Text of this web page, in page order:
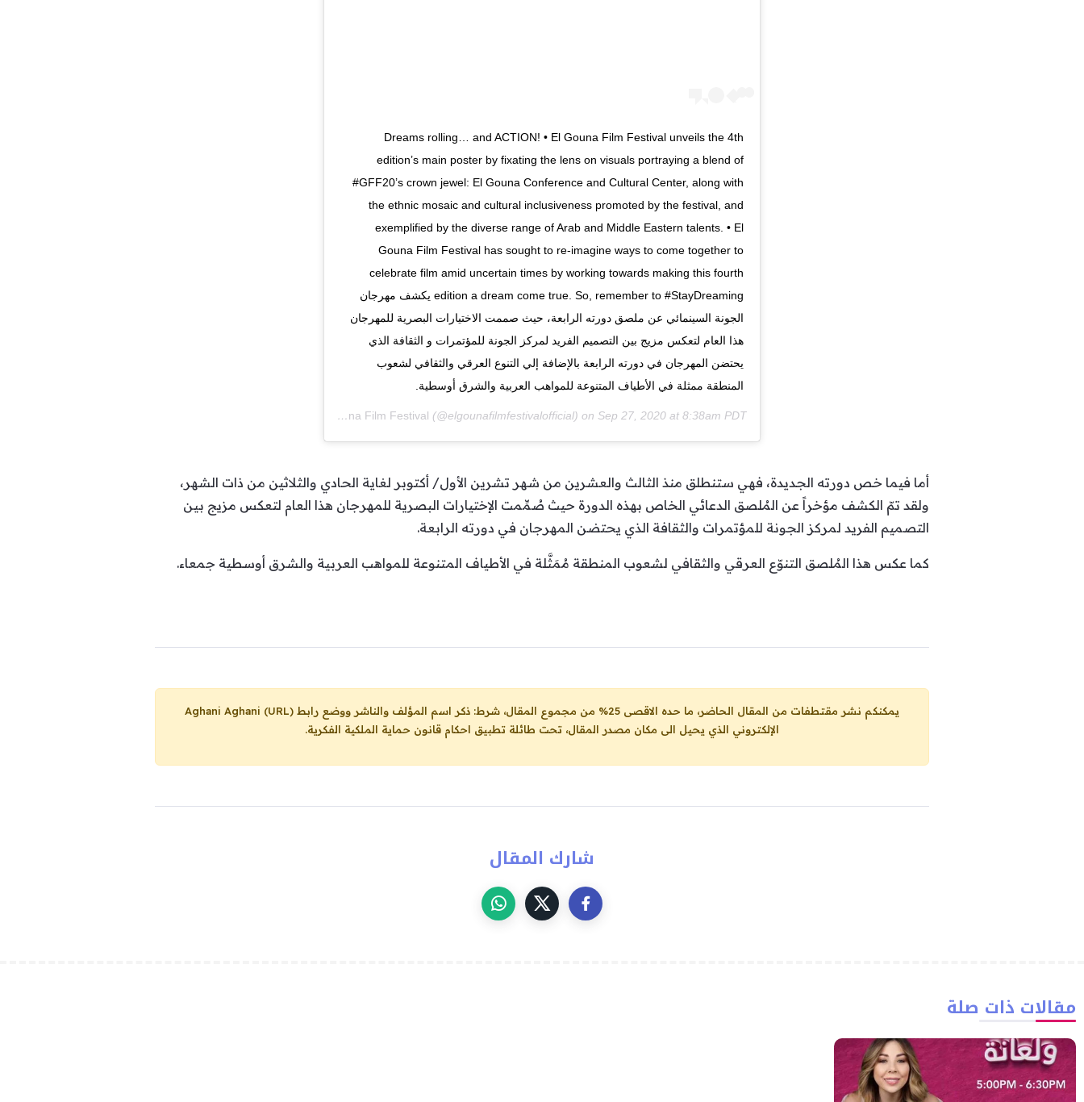
Dreams rolling… and ACTION! • El Gouna Film Festival unveils the 4th
edition’s main poster by fixating the lens on visuals portraying a blend of
#GFF20’s crown jewel: El Gouna Conference and Cultural Center, along with
the ethnic mosaic and cultural inclusiveness promoted by the festival, and
exemplified by the diverse range of Arab and Middle Eastern talents. • El
Gouna Film Festival has sought to re-imagine ways to come together to
celebrate film amid uncertain times by working towards making this fourth
edition a dream come true. So, remember to #StayDreaming يكشف مهرجان
الجونة السينمائي عن ملصق دورته الرابعة، حيث صممت الاختيارات البصرية للمهرجان
هذا العام لتعكس مزيج بين التصميم الفريد لمركز الجونة للمؤتمرات و الثقافة الذي
يحتضن المهرجان في دورته الرابعة بالإضافة إلي التنوع العرقي والثقافي لشعوب
المنطقة ممثلة في الأطياف المتنوعة للمواهب العربية والشرق أوسطية.
El Gouna Film Festival (@elgounafilmfestivalofficial) on Sep 27, 2020 at 8:38am PDT
أما فيما خص دورته الجديدة، فهي ستنطلق منذ الثالث والعشرين من شهر تشرين الأول/ أكتوبر لغاية الحادي والثلاثين من ذات الشهر،
ولقد تمّ الكشف مؤخراً عن المُلصق الدعائي الخاص بهذه الدورة حيث صُمِّمت الإختيارات البصرية للمهرجان هذا العام لتعكس مزيج بين
التصميم الفريد لمركز الجونة للمؤتمرات والثقافة الذي يحتضن المهرجان في دورته الرابعة.
كما عكس هذا المُلصق التنوّع العرقي والثقافي لشعوب المنطقة مُمَثَّلة في الأطياف المتنوعة للمواهب العربية والشرق أوسطية جمعاء.
يمكنكم نشر مقتطفات من المقال الحاضر، ما حده الاقصى 25% من مجموع المقال، شرط: ذكر اسم المؤلف والناشر ووضع رابط
Aghani Aghani (URL)
الإلكتروني الذي يحيل الى مكان مصدر المقال، تحت طائلة تطبيق احكام قانون حماية الملكية الفكرية.
شارك المقال
مقالات ذات صلة